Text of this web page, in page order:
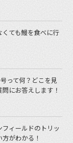
ても鰻を食べに行
って何？どこを見
にお答えします！
ィールドのトリッ
がわかる！